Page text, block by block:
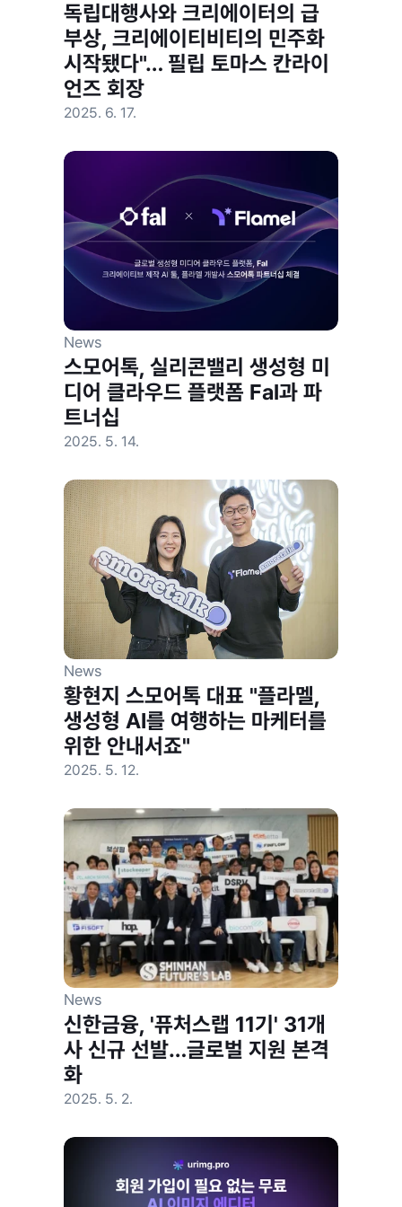
독립대행사와 크리에이터의 급
부상, 크리에이티비티의 민주화
시작됐다"… 필립 토마스 칸라이
언즈 회장
2025. 6. 17.
News
스모어톡, 실리콘밸리 생성형 미
디어 클라우드 플랫폼 Fal과 파
트너십
2025. 5. 14.
News
황현지 스모어톡 대표 "플라멜,
생성형 AI를 여행하는 마케터를
위한 안내서죠"
2025. 5. 12.
News
신한금융, '퓨처스랩 11기' 31개
사 신규 선발…글로벌 지원 본격
화
2025. 5. 2.